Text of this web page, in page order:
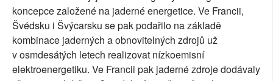
koncepce založené na jaderné energetice. Ve Francii,
Švédsku i Švýcarsku se pak podařilo na základě
kombinace jaderných a obnovitelných zdrojů už
v osmdesátých letech realizovat nízkoemisní
elektroenergetiku. Ve Francii pak jaderné zdroje dodávaly